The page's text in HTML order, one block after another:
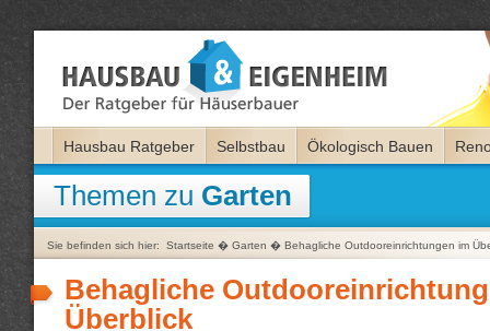
Hausbau Ratgeber Selbstbau Ökologisch Bauen
Themen zu Garten
Sie befinden sich hier: Startseite � Garten � Behagliche Outdooreinrichtungen im
Behagliche
Überblick